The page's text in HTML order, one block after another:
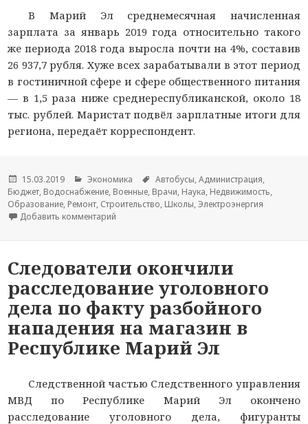
В Марий Эл среднемесячная начисленная
зарплата за январь 2019 года относительно такого
же периода 2018 года выросла почти на 4%, составив
26 937,7 рубля. Хуже всех зарабатывали в этот период
в гостиничной сфере и сфере общественного питания
— в 1,5 раза ниже среднереспубликанской, около 18
тыс. рублей. Маристат подвёл зарплатные итоги для
региона, передаёт корреспондент.
Опубликовано
15.03.2019 Рубрики
Экономика Метки
Автобусы,Администрация,
Бюджет, Водоснабжение, Военные, Врачи, Наука, Недвижимость,
Образование, Ремонт, Строительство, Школы,Электроэнергия
Добавить комментарий
Следователи окончили
расследование уголовного
дела по факту разбойного
нападения на магазин в
Республике Марий Эл
Следственной частью Следственного управления
МВД по Республике Марий Эл окончено
расследование уголовного дела, фигуранты